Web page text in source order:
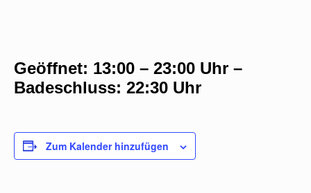
Geöffnet: 13:00 – 23:00 Uhr –
Badeschluss: 22:30 Uhr
Zum Kalender hinzufügen